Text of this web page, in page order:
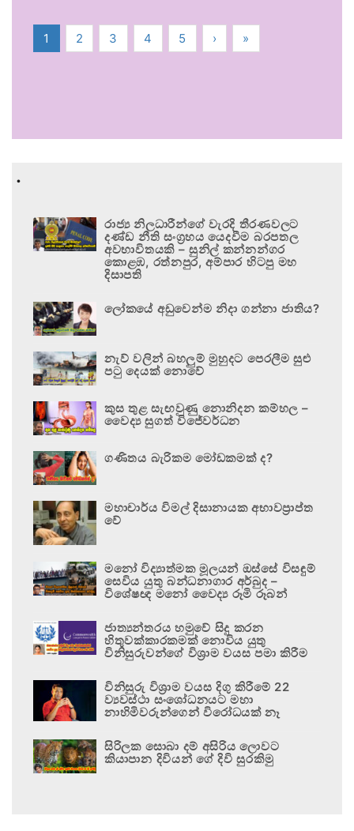
1 2 3 4 5 › »
.
රාජ්‍ය නිලධාරීන්ගේ වැරදි තීරණවලට
දණ්ඩ නීති සංග්‍රහය යෙදවීම බරපතල
අවභාවිතයකි – සුනිල් කන්නන්ගර
කොළඹ, රත්නපුර, අම්පාර හිටපු මහ
දිසාපති
ලෝකයේ අඩුවෙන්ම නිදා ගන්නා ජාතිය?
නැව් වලින් බහලුම් මුහුදට පෙරලීම සුළු
පටු දෙයක් නොවේ
කුස තුළ සැඟවුණු නොනිදන කම්හල –
වෛද්‍ය සුගත් විජේවර්ධන
ගණිතය බැරිකම මෝඩකමක් ද?
මහාචාර්ය විමල් දිසානායක අභාවප්‍රාප්ත
වේ
මනෝ විද්‍යාත්මක මූලයන් ඔස්සේ විසඳුම්
සෙවිය යුතු බන්ධනාගාර අර්බුද –
විශේෂඥ මනෝ වෛද්‍ය රූමි රූබන්
ජාත්‍යන්තරය හමුවේ සිදු කරන
හිතුවක්කාරකමක් නොවිය යුතු
විනිසුරුවන්ගේ විශ්‍රාම වයස පමා කිරීම
විනිසුරු විශ්‍රාම වයස දිගු කිරීමේ 22
ව්‍යවස්ථා සංශෝධනයට මහා
නාහිමිවරුන්ගෙන් විරෝධයක් නෑ
සිරිලක සොබා දම් අසිරිය ලොවට
කියාපාන දිවියන් ගේ දිවි සුරකිමු